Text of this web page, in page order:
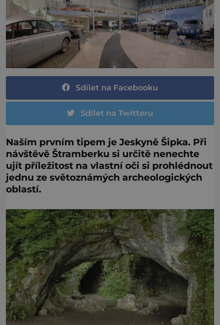
Sdílet na Facebooku
Sdílet na Twitteru
Naším prvním tipem je Jeskyně Šipka. Při
návštěvě Štramberku si určitě nenechte
ujít příležitost na vlastní oči si prohlédnout
jednu ze světoznámých archeologických
oblastí.